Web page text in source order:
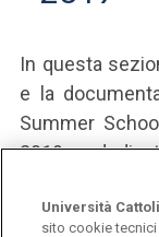
In questa
e la
Summer
2019 e
Università
sito cookie